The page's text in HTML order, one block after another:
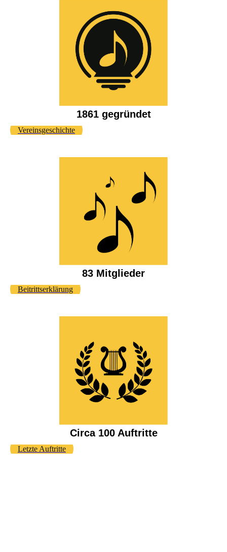
1861 gegründet
Vereinsgeschichte
83 Mitglieder
Beitrittserklärung
Circa 100 Auftritte
Letzte Auftritte